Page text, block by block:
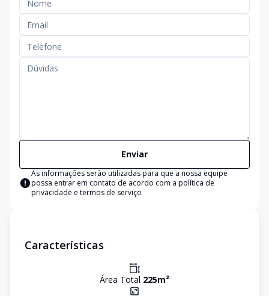
Enviar
As informações serão utilizadas para que a nossa equipe
possa entrar em contato de acordo com a política de
privacidade e termos de serviço
Características
Área Total 225m²